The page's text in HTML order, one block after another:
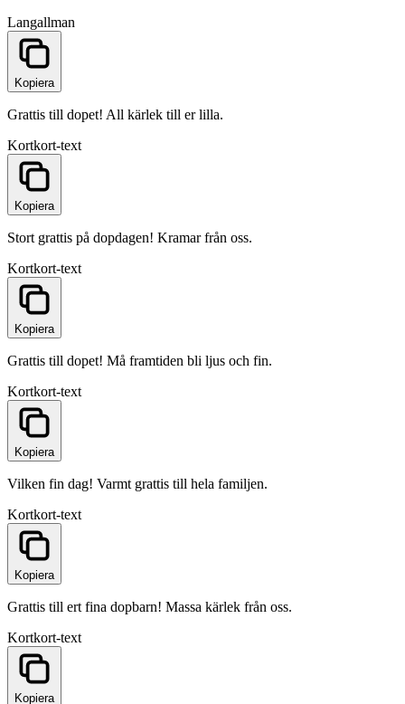
Langallman
Kopiera
Grattis till dopet! All kärlek till er lilla.
Kortkort-text
Kopiera
Stort grattis på dopdagen! Kramar från oss.
Kortkort-text
Kopiera
Grattis till dopet! Må framtiden bli ljus och fin.
Kortkort-text
Kopiera
Vilken fin dag! Varmt grattis till hela familjen.
Kortkort-text
Kopiera
Grattis till ert fina dopbarn! Massa kärlek från oss.
Kortkort-text
Kopiera